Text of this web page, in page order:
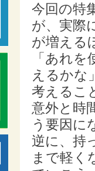
今回の特
が、実際
が増える
「あれ
えるかな
考えるこ
意外と時
う要因に
逆に、持
まで軽く